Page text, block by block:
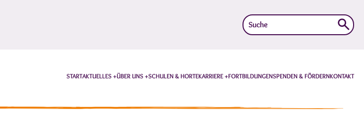
Suche
nach:
STARTAKTUELLES ÜBER UNS SCHULEN & HORTEKARRIERE FORTBILDUNGENSPENDEN & FÖRDERNKONTAKT